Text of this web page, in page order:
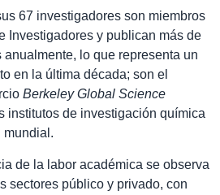
67 investigadores son miembros
Investigadores y publican más de
lo que representa un
en la última década; son el
Berkeley Global Science
institutos de investigación química
mundial.
de la labor académica se observa
sectores público y privado, con